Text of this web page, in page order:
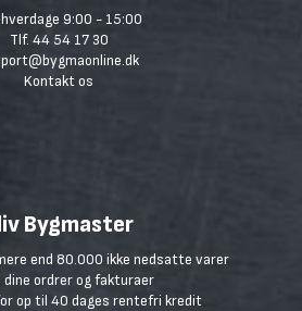
hverdage 9:00 - 15:00
Tlf. 44 54 17 30
Kontakt os
Bygmaster
end 80.000 ikke nedsatte varer
dine ordrer og fakturaer
op til 40 dages rentefri kredit